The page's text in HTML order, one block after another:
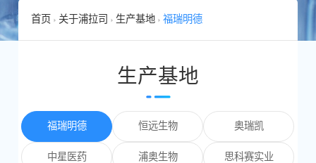
首页 关于浦拉司 生产基地 福瑞明德
生产基地
福瑞明德 恒远生物 奥瑞凯
中星医药 浦奥生物 思科赛实业